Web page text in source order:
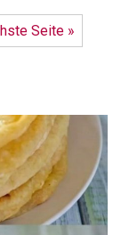
Seite »